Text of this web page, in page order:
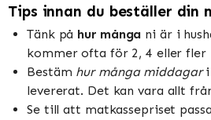
Tips innan du beställer din
Tänk på hur många ni är i
kommer ofta för 2, 4 eller fler
Bestäm hur många middagari
levererat. Det kan vara allt
Se till att matkassepriset